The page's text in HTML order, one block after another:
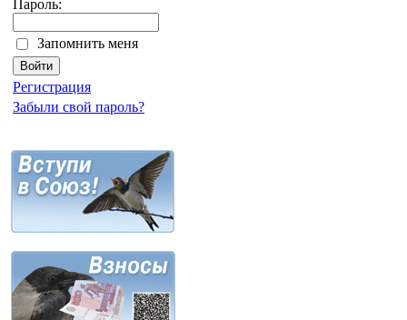
Пароль:
Запомнить меня
Регистрация
Забыли свой пароль?